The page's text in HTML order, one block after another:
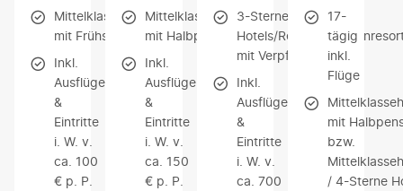
Mittelklassehotels
mit Frühstück
Inkl.
Ausflüge
&
Eintritte
i. W. v.
ca. 100
€ p. P.
Mittelklassehotels
mit Halbpension
Inkl.
Ausflüge
&
Eintritte
i. W. v.
ca. 150
€ p. P.
3-Sterne-
Hotels/Resorts/
mit Verpflegung
Inkl.
Ausflüge
&
Eintritte
i. W. v.
ca. 700
17-
tägig
inkl.
Flüge
mit
bzw.
/ 4-Sterne